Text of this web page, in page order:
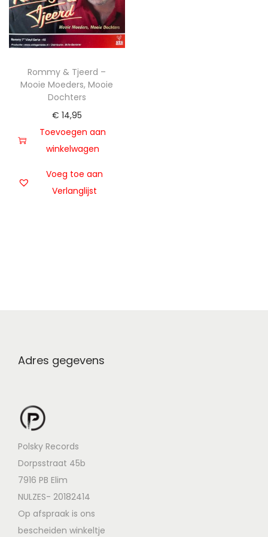
Rommy & Tjeerd –
Mooie Moeders, Mooie
Dochters
€ 14,95
Toevoegen aan
winkelwagen
Voeg toe aan
Verlanglijst
Adres gegevens
Polsky Records
Dorpsstraat 45b
7916 PB Elim
NULZES- 20182414
Op afspraak is ons
bescheiden winkeltje